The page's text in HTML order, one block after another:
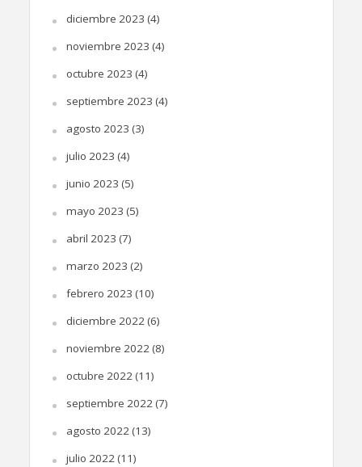
diciembre 2023 (4)
noviembre 2023 (4)
octubre 2023 (4)
septiembre 2023 (4)
agosto 2023 (3)
julio 2023 (4)
junio 2023 (5)
mayo 2023 (5)
abril 2023 (7)
marzo 2023 (2)
febrero 2023 (10)
diciembre 2022(6)
noviembre 2022(8)
octubre 2022(11)
septiembre 2022(7)
agosto 2022(13)
julio 2022(11)